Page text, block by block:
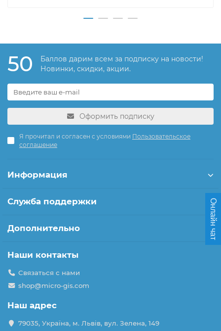
50
Баллов дарим всем за подписку на новости!
Новинки, скидки, акции.
Оформить подписку
Я прочитал и согласен с условиями Пользовательское
соглашение
Информация
Служба поддержки
Дополнительно
Наши контакты
Связаться с нами
shop@micro-gis.com
Наш адрес
79035, Україна, м. Львів, вул. Зелена, 149
Онлайн чат